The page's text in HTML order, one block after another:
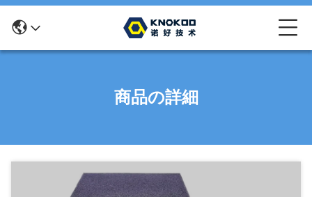
商品の詳細